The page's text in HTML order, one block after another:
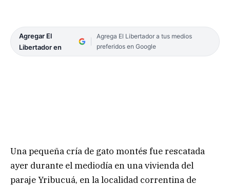
Agregar El
Libertador en
Agrega El Libertador a tus medios
preferidos en Google
Una pequeña cría de gato montés fue rescatada
ayer durante el mediodía en una vivienda del
paraje Yribucuá, en la localidad correntina de